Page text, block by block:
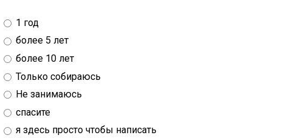
1 год
более 5 лет
более 10 лет
Только собираюсь
Не занимаюсь
спасите
я здесь просто чтобы написать